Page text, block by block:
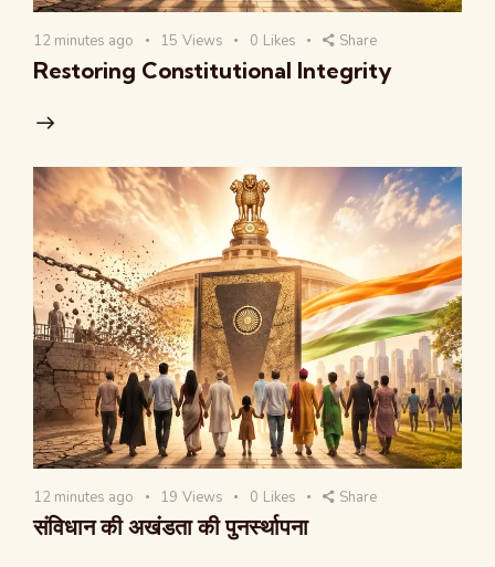
12 minutes ago 15 Views 0 Likes Share
Restoring Constitutional Integrity
12 minutes ago 19 Views 0 Likes Share
संविधान की अखंडता की पुनर्स्थापना